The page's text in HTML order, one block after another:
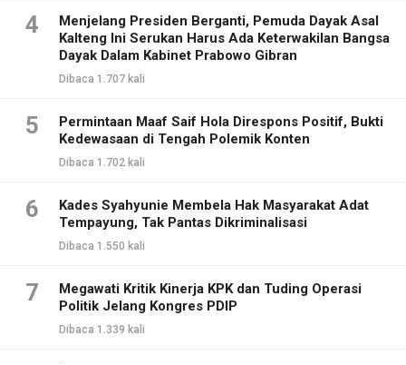
4
Menjelang Presiden Berganti, Pemuda Dayak Asal
Kalteng Ini Serukan Harus Ada Keterwakilan Bangsa
Dayak Dalam Kabinet Prabowo Gibran
Dibaca 1.707 kali
5
Permintaan Maaf Saif Hola Direspons Positif, Bukti
Kedewasaan di Tengah Polemik Konten
Dibaca 1.702 kali
6
Kades Syahyunie Membela Hak Masyarakat Adat
Tempayung, Tak Pantas Dikriminalisasi
Dibaca 1.550 kali
7
Megawati Kritik Kinerja KPK dan Tuding Operasi
Politik Jelang Kongres PDIP
Dibaca 1.339 kali